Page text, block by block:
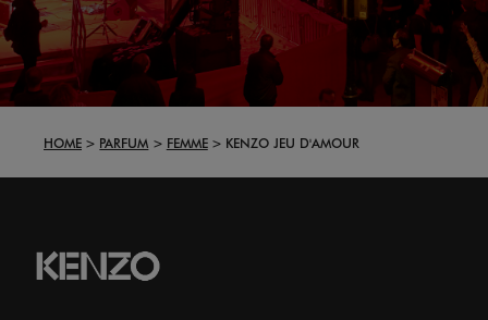
HOME PARFUM FEMME KENZO JEU D'AMOUR